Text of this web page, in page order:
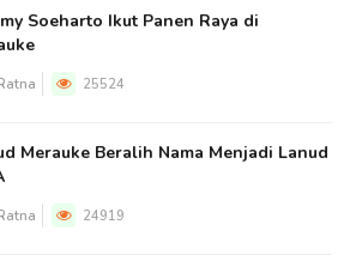
Soeharto Ikut Panen Raya di
25524
Merauke Beralih Nama Menjadi Lanud
24919